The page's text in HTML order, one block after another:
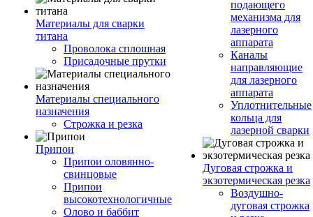
Материалы для сварки
титана
Проволока сплошная
Присадочные прутки
Материалы специального
назначения
Строжка и резка
Припои
Припои оловянно-
свинцовые
Припои
высокотехнологичные
Олово и баббит
подающего
механизма для
лазерного
аппарата
Каналы
направляющие
для лазерного
аппарата
Уплотнительные
кольца для
лазерной сварки
Дуговая строжка и
экзотермическая резка
Воздушно-
дуговая строжка